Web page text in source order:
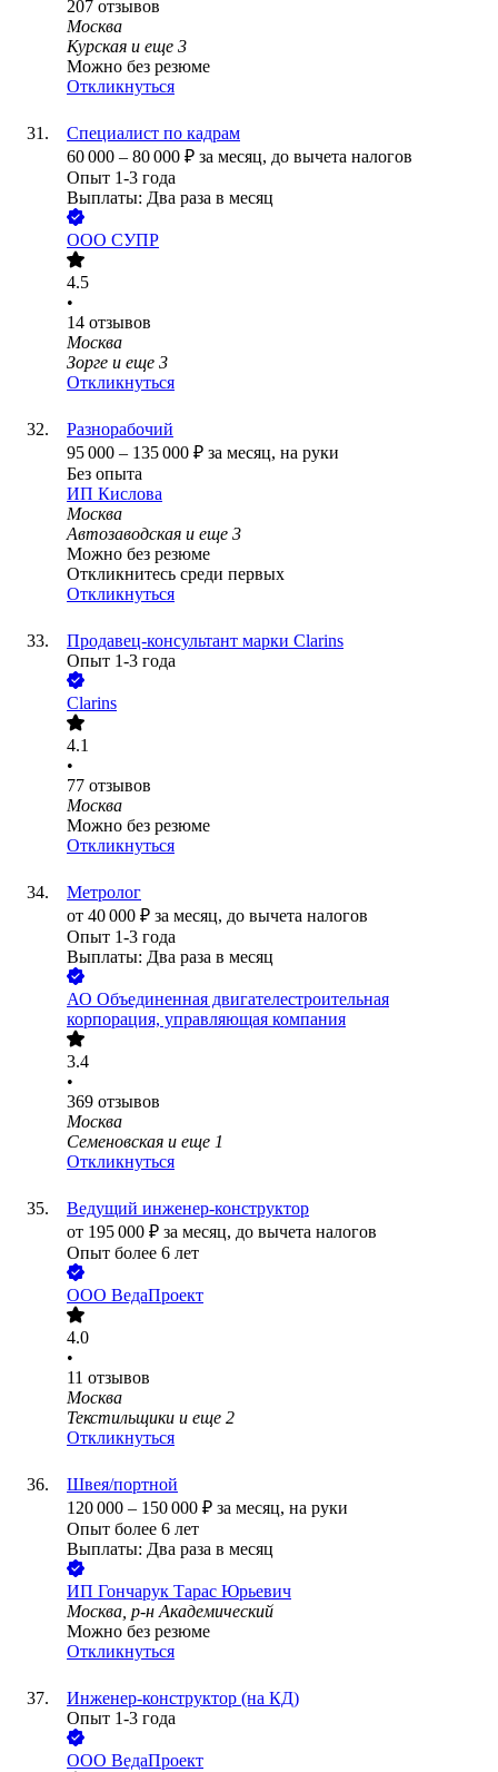
207 отзывов
Москва
Курская и еще 3
Можно без резюме
Откликнуться
Специалист по кадрам
60 000 – 80 000 ₽ за месяц, до вычета налогов
Опыт 1-3 года
Выплаты: Два раза в месяц
ООО СУПР
4.5
•
14 отзывов
Москва
Зорге и еще 3
Откликнуться
Разнорабочий
95 000 – 135 000 ₽ за месяц, на руки
Без опыта
ИП Кислова
Москва
Автозаводская и еще 3
Можно без резюме
Откликнитесь среди первых
Откликнуться
Продавец-консультант марки Clarins
Опыт 1-3 года
Clarins
4.1
•
77 отзывов
Москва
Можно без резюме
Откликнуться
Метролог
от 40 000 ₽ за месяц, до вычета налогов
Опыт 1-3 года
Выплаты: Два раза в месяц
АО Объединенная двигателестроительная
корпорация, управляющая компания
3.4
•
369 отзывов
Москва
Семеновская и еще 1
Откликнуться
Ведущий инженер-конструктор
от 195 000 ₽ за месяц, до вычета налогов
Опыт более 6 лет
ООО ВедаПроект
4.0
•
11 отзывов
Москва
Текстильщики и еще 2
Откликнуться
Швея/портной
120 000 – 150 000 ₽ за месяц, на руки
Опыт более 6 лет
Выплаты: Два раза в месяц
ИП Гончарук Тарас Юрьевич
Москва, р-н Академический
Можно без резюме
Откликнуться
Инженер-конструктор (на КД)
Опыт 1-3 года
ООО ВедаПроект